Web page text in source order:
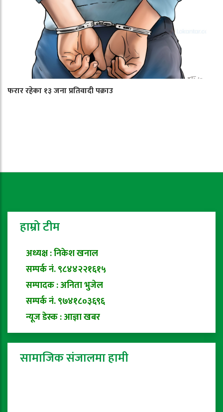
फरार रहेका १३ जना प्रतिवादी पक्राउ
हाम्रो टीम
अध्यक्ष : निकेश खनाल
सम्पर्क नं. ९८४४२२१६१५
सम्पादक : अनिता भुजेल
सम्पर्क नं. ९७४१८०३६९६
न्यूज डेस्क : आज्ञा खबर
सामाजिक संजालमा हामी